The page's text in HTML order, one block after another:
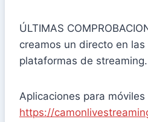
ÚLTIMAS
creamos un directo en
plataformas de streaming.
Aplicaciones para
https://